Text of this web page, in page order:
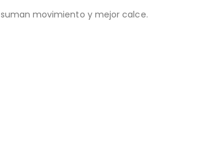
suman movimiento y mejor calce.